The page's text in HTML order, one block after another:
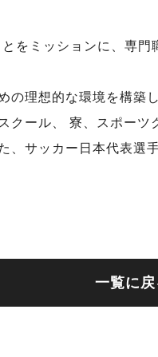
をミッションに、専
の理想的な環境を構
クール、 寮、スポー
サッカー日本代表選
一覧に戻